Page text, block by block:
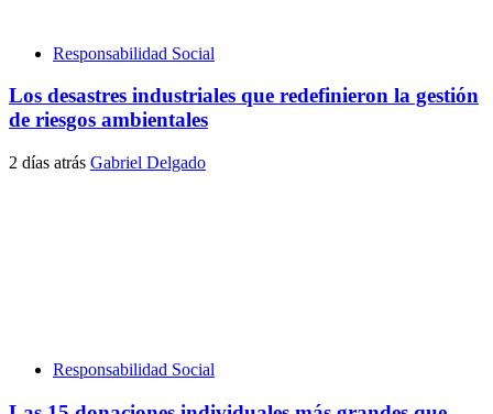
Responsabilidad Social
Los desastres industriales que redefinieron la gestión
de riesgos ambientales
2 días atrás Gabriel Delgado
Responsabilidad Social